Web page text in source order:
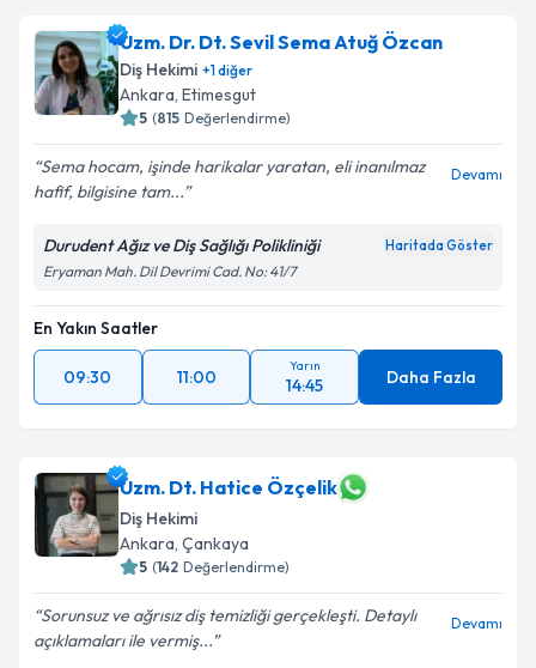
Uzm. Dr. Dt. Sevil Sema Atuğ Özcan
Diş Hekimi +1diğer
Ankara, Etimesgut
5 (815 Değerlendirme)
Sema hocam, işinde harikalar yaratan, eli inanılmaz
hafif, bilgisine tam...
Devamı
Durudent Ağız ve Diş Sağlığı Polikliniği Haritada Göster
Eryaman Mah. Dil Devrimi Cad. No: 41/7
En Yakın Saatler
09:30 11:00
Yarın
14:45 Daha Fazla
Uzm. Dt. Hatice Özçelik
Diş Hekimi
Ankara, Çankaya
5 (142 Değerlendirme)
Sorunsuz ve ağrısız diş temizliği gerçekleşti. Detaylı
açıklamaları ile vermiş...
Devamı